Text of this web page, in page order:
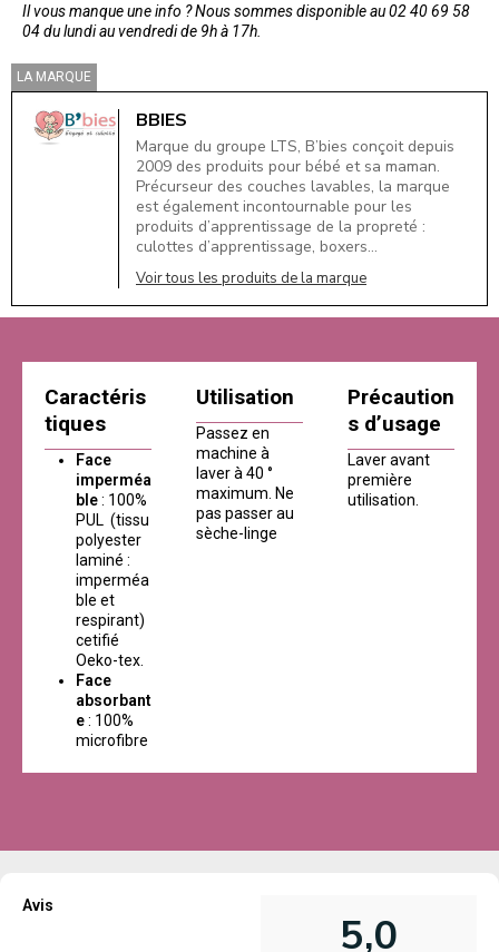
Il vous manque une info ? Nous sommes disponible au 02 40 69 58
04 du lundi au vendredi de 9h à 17h.
LA MARQUE
BBIES
Marque du groupe LTS, B’bies conçoit depuis
2009 des produits pour bébé et sa maman.
Précurseur des couches lavables, la marque
est également incontournable pour les
produits d’apprentissage de la propreté :
culottes d’apprentissage, boxers…
Voir tous les produits de la marque
Caractéris
tiques
Face
imperméa
ble: 100%
PUL (tissu
polyester
laminé :
imperméa
ble et
respirant)
cetifié
Oeko-tex.
Face
absorbant
e: 100%
microfibre
Utilisation
Passez en
machine à
laver à 40 °
maximum. Ne
pas passer au
sèche-linge
Précaution
s d’usage
Laver avant
première
utilisation.
Avis
5,0